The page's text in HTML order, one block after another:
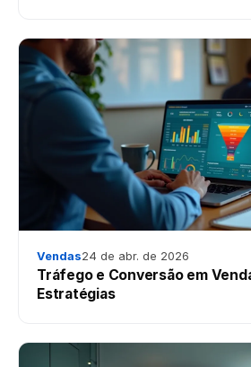
Vendas24 de abr. de 2026
Tráfego e Conversão em
Estratégias